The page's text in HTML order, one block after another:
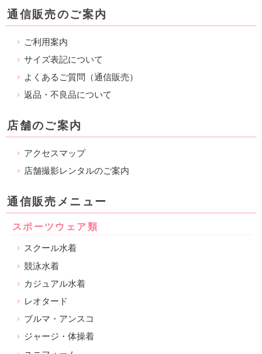
通信販売のご案内
ご利用案内
サイズ表記について
よくあるご質問（通信販売）
返品・不良品について
店舗のご案内
アクセスマップ
店舗撮影レンタルのご案内
通信販売メニュー
スポーツウェア類
スクール水着
競泳水着
カジュアル水着
レオタード
ブルマ・アンスコ
ジャージ・体操着